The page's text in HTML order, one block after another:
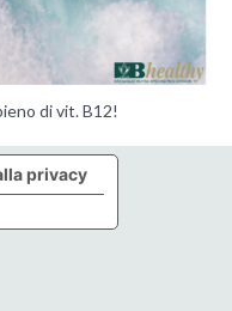
di vit. B12!
privacy